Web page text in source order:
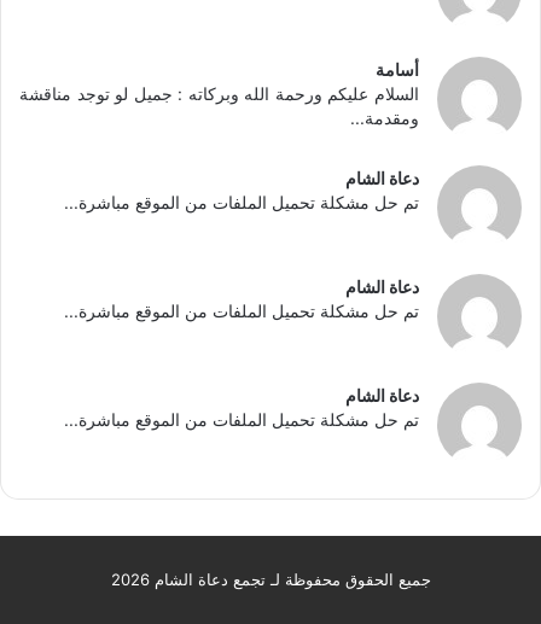
أسامة
السلام عليكم ورحمة الله وبركاته : جميل لو توجد مناقشة
ومقدمة...
دعاة الشام
تم حل مشكلة تحميل الملفات من الموقع مباشرة...
دعاة الشام
تم حل مشكلة تحميل الملفات من الموقع مباشرة...
دعاة الشام
تم حل مشكلة تحميل الملفات من الموقع مباشرة...
جميع الحقوق محفوظة لـ تجمع دعاة الشام 2026